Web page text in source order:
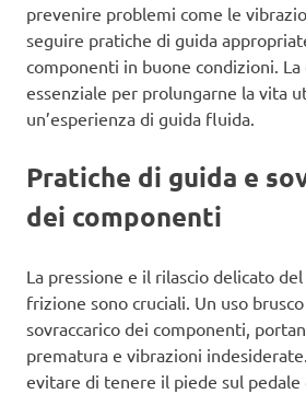
prevenire problemi come le
seguire pratiche di guida
componenti in buone condizioni.
essenziale per prolungarne la vita
un’esperienza di guida fluida.
Pratiche di guida e
dei componenti
La pressione e il rilascio delicato
frizione sono cruciali. Un uso
sovraccarico dei componenti,
prematura e vibrazioni
evitare di tenere il piede sul